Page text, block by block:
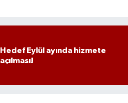
Hedef Eylül ayında hizmete
açılması!